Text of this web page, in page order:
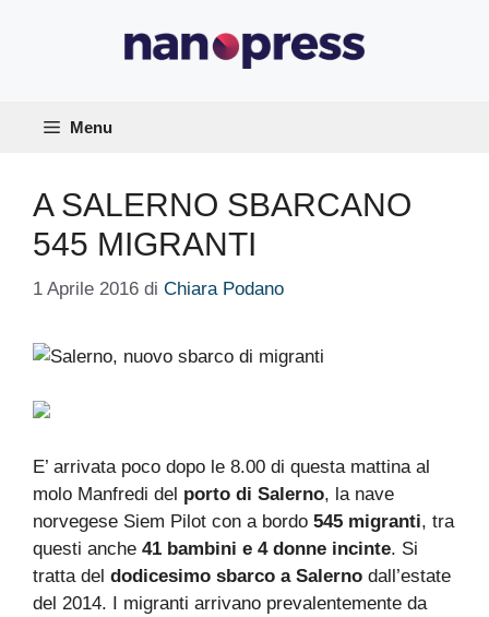
Menu
A SALERNO SBARCANO
545 MIGRANTI
1 Aprile 2016 di Chiara Podano
E’ arrivata poco dopo le 8.00 di questa mattina al
molo Manfredi del porto di Salerno, la nave
norvegese Siem Pilot con a bordo 545 migranti, tra
questi anche 41 bambini e 4 donne incinte. Si
tratta del dodicesimo sbarco a Salerno dall’estate
del 2014. I migranti arrivano prevalentemente da